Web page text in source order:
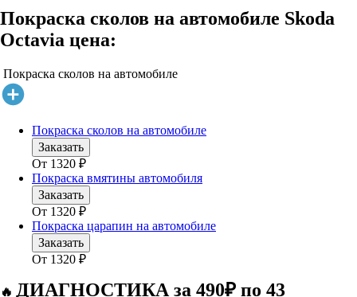
Покраска сколов на автомобиле Skoda
Octavia цена:
Покраска сколов на автомобиле
Покраска сколов на автомобиле
Заказать
От 1320 ₽
Покраска вмятины автомобиля
Заказать
От 1320 ₽
Покраска царапин на автомобиле
Заказать
От 1320 ₽
🔥 ДИАГНОСТИКА за 490₽ по 43